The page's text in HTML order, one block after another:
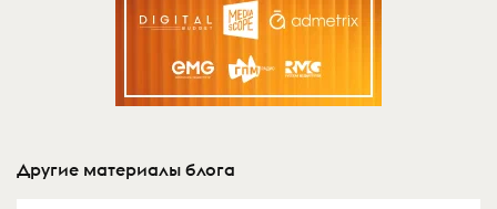
Другие материалы блога